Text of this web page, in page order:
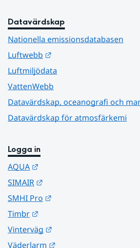
Datavärdskap
Nationella emissionsdatabasen
Luftwebb
Luftmiljödata
VattenWebb
Datavärdskap, oceanografi och
Datavärdskap för atmosfärkemi
Logga in
AQUA
SIMAIR
SMHI Pro
Timbr
Vinterväg
Väderlarm